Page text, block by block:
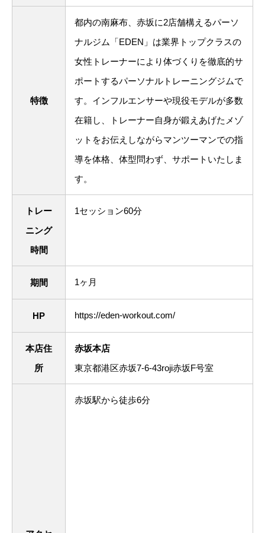
特徴
都内の南麻布、赤坂に2店舗構えるパーソ
ナルジム「EDEN」は業界トップクラスの
女性トレーナーにより体づくりを徹底的サ
ポートするパーソナルトレーニングジムで
す。インフルエンサーや現役モデルが多数
在籍し、トレーナー自身が鍛えあげたメゾ
ットをお伝えしながらマンツーマンでの指
導を体格、体型問わず、サポートいたしま
す。
トレー
ニング
時間
1セッション60分
期間 1ヶ月
HP https://eden-workout.com/
本店住
所
赤坂本店
東京都港区赤坂7-6-43roji赤坂F号室
赤坂駅から徒歩6分